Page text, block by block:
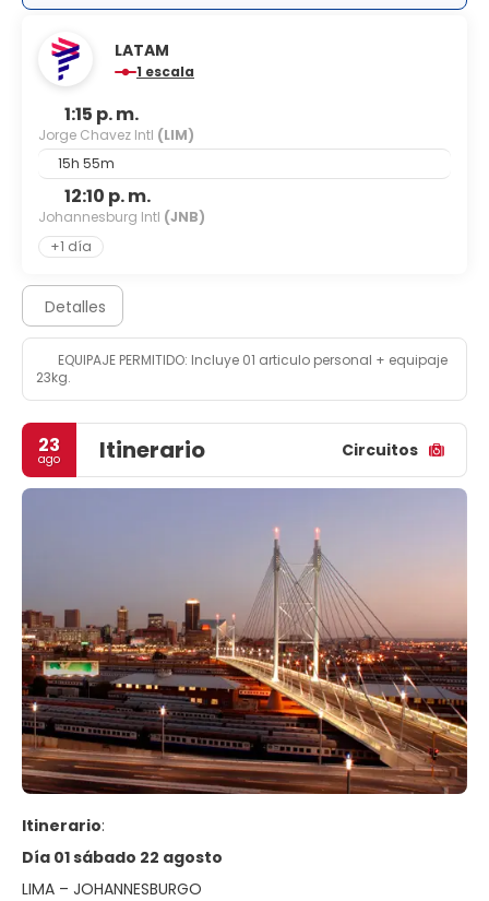
LATAM
1 escala
1:15 p. m.
Jorge Chavez Intl (LIM)
15h 55m
12:10 p. m.
Johannesburg Intl (JNB)
+1 día
Detalles
EQUIPAJE PERMITIDO: Incluye 01 articulo personal + equipaje
23kg.
23
ago Itinerario Circuitos
Itinerario:
Día 01 sábado 22 agosto
LIMA – JOHANNESBURGO